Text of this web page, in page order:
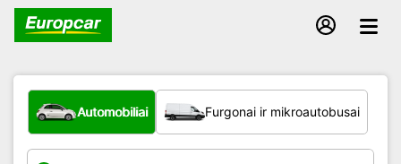
Kokio tipo automobilis?
Automobiliai Furgonai ir mikroautobusai